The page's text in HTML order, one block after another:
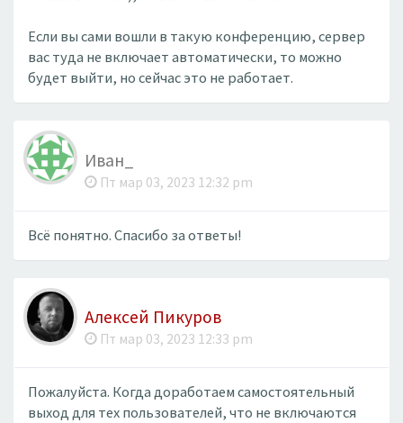
Если вы сами вошли в такую конференцию, сервер
вас туда не включает автоматически, то можно
будет выйти, но сейчас это не работает.
Иван_
Пт мар 03, 2023 12:32 pm
Всё понятно. Спасибо за ответы!
Алексей Пикуров
Пт мар 03, 2023 12:33 pm
Пожалуйста. Когда доработаем самостоятельный
выход для тех пользователей, что не включаются